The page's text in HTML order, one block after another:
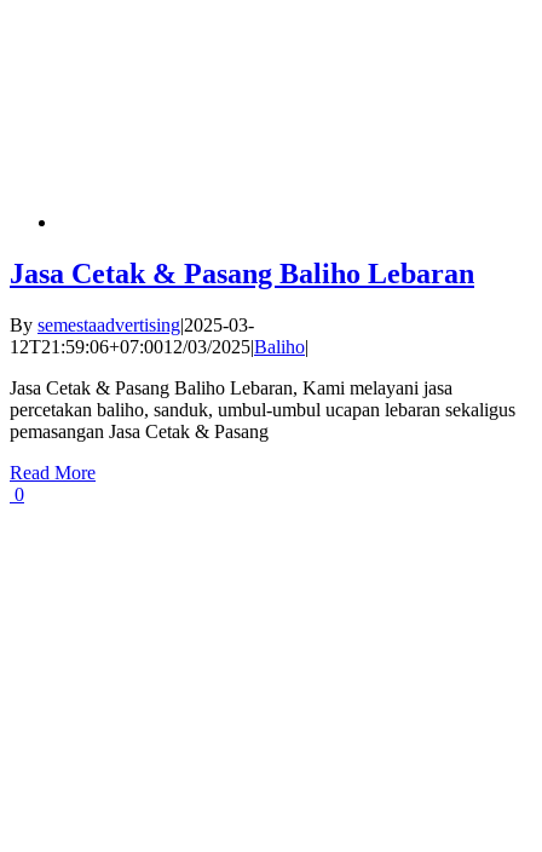
Jasa Cetak & Pasang Baliho Lebaran
By semestaadvertising|2025-03-
12T21:59:06+07:0012/03/2025|Baliho|
Jasa Cetak & Pasang Baliho Lebaran, Kami melayani jasa
percetakan baliho, sanduk, umbul-umbul ucapan lebaran sekaligus
pemasangan Jasa Cetak & Pasang
Read More
0